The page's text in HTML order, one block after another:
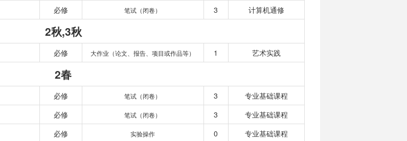
必修 笔试（闭卷） 3 计算机通修
2秋,3秋
必修 大作业（论文、报告、项目或作品等） 1 艺术实践
2春
必修 笔试（闭卷） 3
专业基础课程
必修 笔试（闭卷） 3
专业基础课程
必修 实验操作 0
专业基础课程